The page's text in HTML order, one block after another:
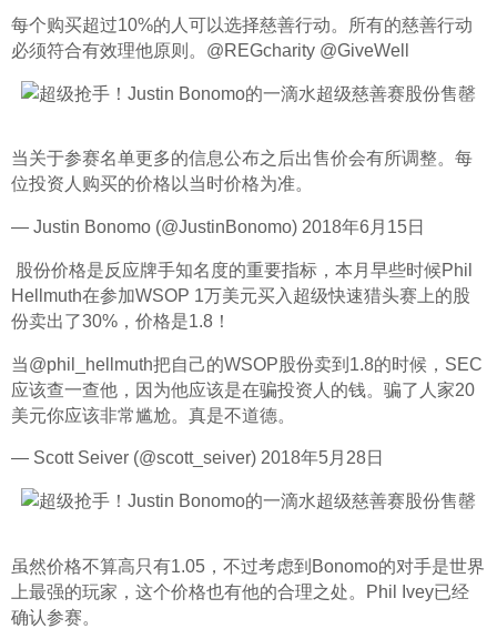
每个购买超过10%的人可以选择慈善行动。所有的慈善行动
必须符合有效理他原则。@REGcharity @GiveWell
当关于参赛名单更多的信息公布之后出售价会有所调整。每
位投资人购买的价格以当时价格为准。
— Justin Bonomo (@JustinBonomo) 2018年6月15日
股份价格是反应牌手知名度的重要指标，本月早些时候Phil
Hellmuth在参加WSOP 1万美元买入超级快速猎头赛上的股
份卖出了30%，价格是1.8！
当@phil_hellmuth把自己的WSOP股份卖到1.8的时候，SEC
应该查一查他，因为他应该是在骗投资人的钱。骗了人家20
美元你应该非常尴尬。真是不道德。
— Scott Seiver (@scott_seiver) 2018年5月28日
虽然价格不算高只有1.05，不过考虑到Bonomo的对手是世界
上最强的玩家，这个价格也有他的合理之处。Phil Ivey已经
确认参赛。